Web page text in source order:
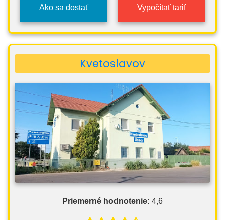
Ako sa dostať Vypočítať tarif
Kvetoslavov
Priemerné hodnotenie: 4,6